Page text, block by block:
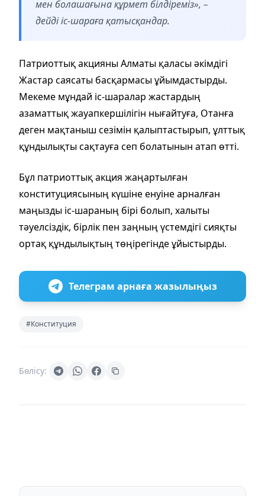
мен болашағына құрмет білдіреміз», –
дейді іс-шараға қатысқандар.
Патриоттық акцияны Алматы қаласы әкімдігі
Жастар саясаты басқармасы ұйымдастырды.
Мекеме мұндай іс-шаралар жастардың
азаматтық жауапкершілігін нығайтуға, Отанға
деген мақтаныш сезімін қалыптастырып, ұлттық
құндылықты сақтауға сеп болатынын атап өтті.
Бұл патриоттық акция жаңартылған
конституциясының күшіне енуіне арналған
маңызды іс-шараның бірі болып, халыты
тәуелсіздік, бірлік пен заңның үстемдігі сияқты
ортақ құндылықтың төңірегінде ұйыстырды.
Телеграм арнаға жазылыңыз
#Конституция
Бөлісу: